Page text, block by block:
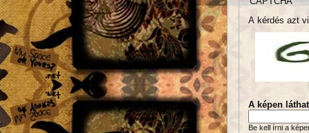
A kérdés azt
A képen
Be kell írni a